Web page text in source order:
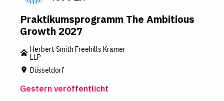
Praktikumsprogramm The Ambitious
Growth 2027
Herbert Smith Freehills Kramer
LLP
Düsseldorf
Gestern veröffentlicht